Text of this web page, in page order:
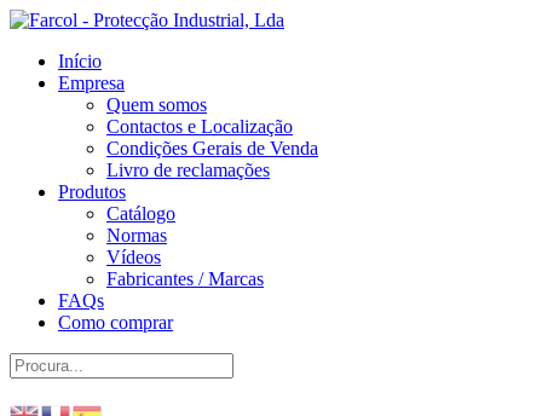
Início
Empresa
Quem somos
Contactos e Localização
Condições Gerais de Venda
Livro de reclamações
Produtos
Catálogo
Normas
Vídeos
Fabricantes / Marcas
FAQs
Como comprar